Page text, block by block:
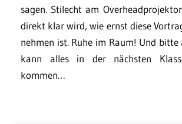
sagen. Stilecht am
direkt klar wird, wie ernst diese
nehmen ist. Ruhe im Raum! Und bitte
kann alles in der nächsten
kommen…